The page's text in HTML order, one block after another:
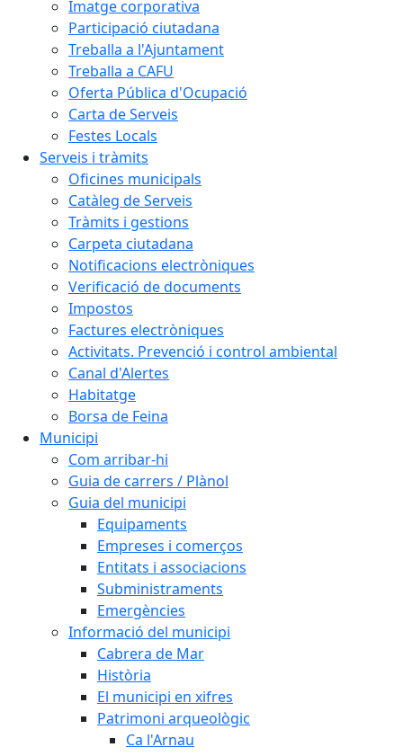
Imatge corporativa
Participació ciutadana
Treballa a l'Ajuntament
Treballa a CAFU
Oferta Pública d'Ocupació
Carta de Serveis
Festes Locals
Serveis i tràmits
Oficines municipals
Catàleg de Serveis
Tràmits i gestions
Carpeta ciutadana
Notificacions electròniques
Verificació de documents
Impostos
Factures electròniques
Activitats. Prevenció i control ambiental
Canal d'Alertes
Habitatge
Borsa de Feina
Municipi
Com arribar-hi
Guia de carrers / Plànol
Guia del municipi
Equipaments
Empreses i comerços
Entitats i associacions
Subministraments
Emergències
Informació del municipi
Cabrera de Mar
Història
El municipi en xifres
Patrimoni arqueològic
Ca l'Arnau